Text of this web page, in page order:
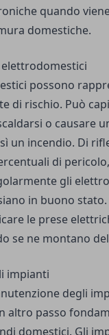
quando
domestiche.
possono
di rischio. Può
o causare
un incendio. Di
di
gli
in buono
le prese
se ne montano
impianti
degli
altro passo
domestici. Gli